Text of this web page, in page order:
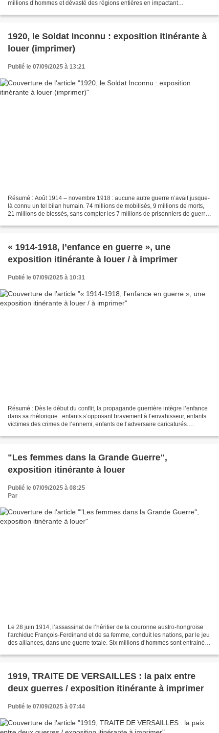
millions d’hommes et dévasté des régions entières en impactant
1920, le Soldat Inconnu : exposition itinérante à
louer (imprimer)
Publié le 07/09/2025 à 13:21
Résumé : Août 1914 – novembre 1918 : aucune autre guerre n’avait jusque-
là connu un tel bilan humain. 74 millions de mobilisés, 9 millions de morts,
21 millions de blessés, sans compter les 7 millions de prisonniers de guerre
« 1914-1918, l’enfance en guerre », une
exposition itinérante à louer / à imprimer
Publié le 07/09/2025 à 10:31
Résumé : Dès le début du conflit, la propagande guerrière intègre l’enfance
dans sa rhétorique : enfants s’opposant bravement à l’envahisseur, enfants
victimes des crimes de l’ennemi, enfants de l’adversaire caricaturés.
"Les femmes dans la Grande Guerre",
exposition itinérante à louer
Publié le 07/09/2025 à 08:25
Par
Le 28 juin 1914, l’assassinat de l’héritier de la couronne austro-hongroise
l'archiduc François-Ferdinand et de sa femme, conduit les nations, par le jeu
des alliances, dans une guerre totale. Six millions d’hommes sont entrainés
1919, TRAITE DE VERSAILLES : la paix entre
deux guerres / exposition itinérante à imprimer
Publié le 07/09/2025 à 07:44